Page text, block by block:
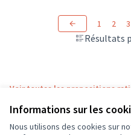
Informations sur les
Nous utilisons des cookies sur
Résultats
1 2 3
Voir toutes les propositions
Conditions d'utilisation